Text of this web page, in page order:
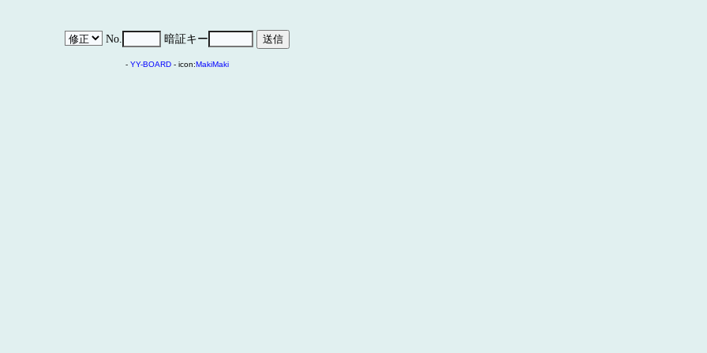
No. 暗証キー
- YY-BOARD- icon:MakiMaki